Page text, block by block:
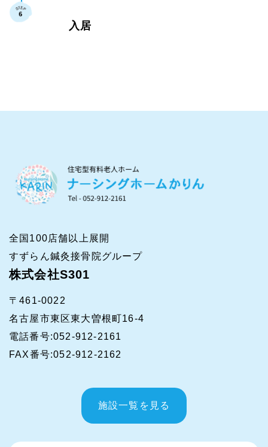
入居
全国100店舗以上展開
すずらん鍼灸接骨院グループ
株式会社S301
〒461-0022
名古屋市東区東大曽根町16-4
電話番号:052-912-2161
FAX番号:052-912-2162
施設一覧を見る